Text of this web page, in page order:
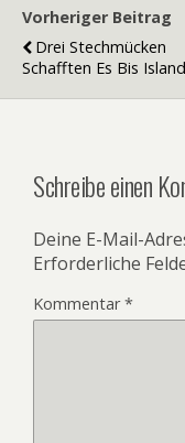
Vorheriger Beitrag
Drei Stechmücken
Schafften Es Bis Island
Schreibe einen
Deine E-Mail-
Erforderliche
Kommentar*